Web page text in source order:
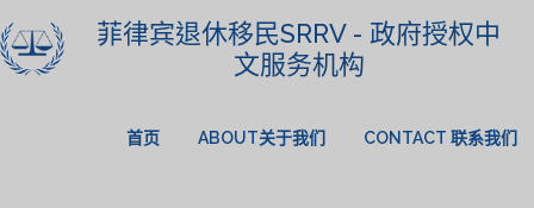
菲律宾退休移民SRRV - 政府授权中
文服务机构
首页 ABOUT关于我们 CONTACT 联系我们